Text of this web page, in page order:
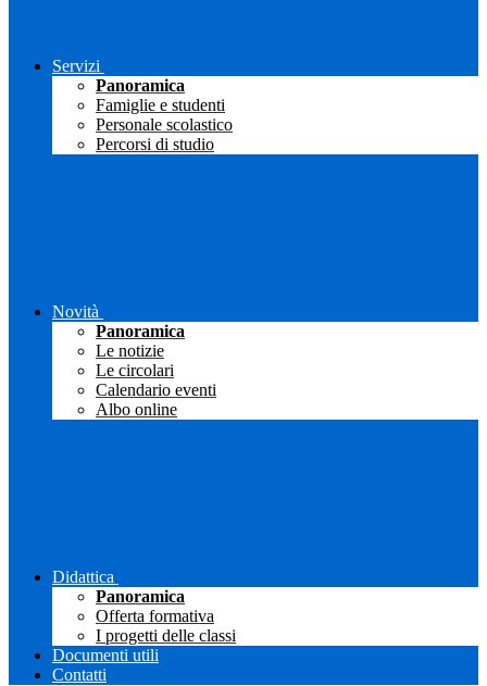
Servizi
Panoramica
Famiglie e studenti
Personale scolastico
Percorsi di studio
Novità
Panoramica
Le notizie
Le circolari
Calendario eventi
Albo online
Didattica
Panoramica
Offerta formativa
I progetti delle classi
Documenti utili
Contatti